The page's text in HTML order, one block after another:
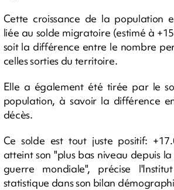
Cette croissance de la population
liée au solde migratoire (estimé à
soit la différence entre le nombre
celles sorties du territoire.
Elle a également été tirée par le
population, à savoir la différence
décès.
Ce solde est tout juste positif:
atteint son "plus bas niveau depuis
guerre mondiale", précise
statistique dans son bilan